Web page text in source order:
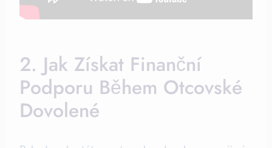
2. Jak Získat Finanční
Podporu Během ⁤otcovské
Dovolené